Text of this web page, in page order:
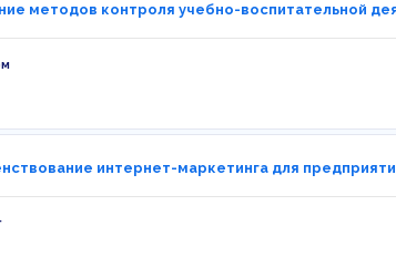
методов контроля учебно-воспитательной
интернет-маркетинга для